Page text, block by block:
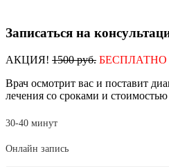
Записаться на
АКЦИЯ! 1500 руб. БЕСПЛАТНО
Врач осмотрит вас и поставит
лечения со сроками и стоимостью
30-40 минут
Онлайн запись